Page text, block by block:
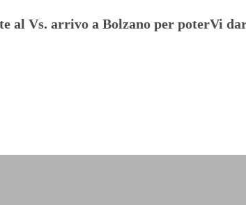
al Vs. arrivo a Bolzano per poterVi